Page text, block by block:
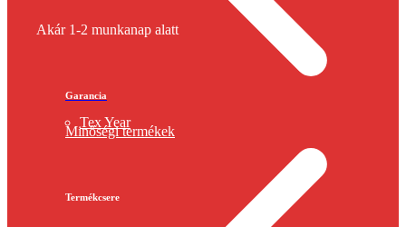
Tex Year
Akár 1-2 munkanap alatt
Garancia
Minőségi termékek
Termékcsere